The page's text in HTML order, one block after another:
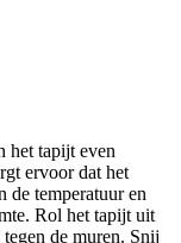
het tapijt even
ervoor dat het
de temperatuur en
Rol het tapijt uit
de muren. Snij